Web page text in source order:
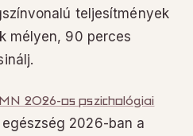
teljesítmények
mélyen, 90 perces
2026-os pszichológiai
2026-ban a